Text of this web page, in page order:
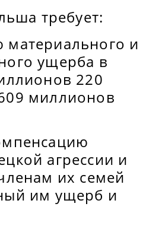
требует:
и
ущерба в
220
миллионов
агрессии и
их семей
им ущерб и